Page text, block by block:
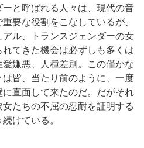
と呼ばれる人々は、現代の音
要な役割をこなしているが、
ル、トランスジェンダーの女
てきた機会は必ずしも多くは
嫌悪、人種差別。この僅かな
皆、当たり前のように、一度
直面して来たのだ。だがそれ
たちの不屈の忍耐を証明する
けている。